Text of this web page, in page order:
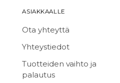
ASIAKKAALLE
Ota yhteyttä
Yhteystiedot
Tuotteiden vaihto ja
palautus